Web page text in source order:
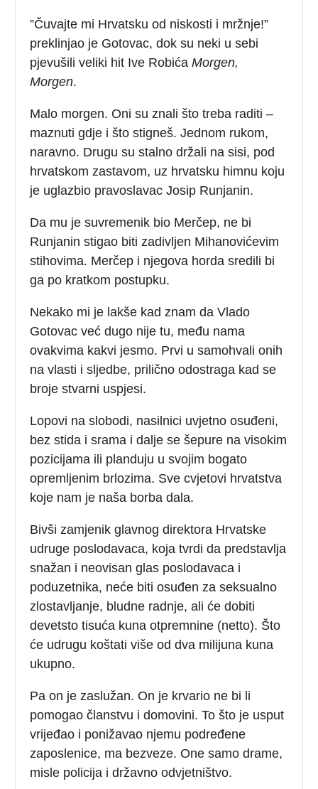
”Čuvajte mi Hrvatsku od niskosti i mržnje!”
preklinjao je Gotovac, dok su neki u sebi
pjevušili veliki hit Ive RobićaMorgen,
Morgen.
Malo morgen. Oni su znali što treba raditi –
maznuti gdje i što stigneš. Jednom rukom,
naravno. Drugu su stalno držali na sisi, pod
hrvatskom zastavom, uz hrvatsku himnu koju
je uglazbio pravoslavac Josip Runjanin.
Da mu je suvremenik bio Merčep, ne bi
Runjanin stigao biti zadivljen Mihanovićevim
stihovima. Merčep i njegova horda sredili bi
ga po kratkom postupku.
Nekako mi je lakše kad znam da Vlado
Gotovac već dugo nije tu, među nama
ovakvima kakvi jesmo. Prvi u samohvali onih
na vlasti i sljedbe, prilično odostraga kad se
broje stvarni uspjesi.
Lopovi na slobodi, nasilnici uvjetno osuđeni,
bez stida i srama i dalje se šepure na visokim
pozicijama ili planduju u svojim bogato
opremljenim brlozima. Sve cvjetovi hrvatstva
koje nam je naša borba dala.
Bivši zamjenik glavnog direktora Hrvatske
udruge poslodavaca, koja tvrdi da predstavlja
snažan i neovisan glas poslodavaca i
poduzetnika, neće biti osuđen za seksualno
zlostavljanje, bludne radnje, ali će dobiti
devetsto tisuća kuna otpremnine (netto). Što
će udrugu koštati više od dva milijuna kuna
ukupno.
Pa on je zaslužan. On je krvario ne bi li
pomogao članstvu i domovini. To što je usput
vrijeđao i ponižavao njemu podređene
zaposlenice, ma bezveze. One samo drame,
misle policija i državno odvjetništvo.